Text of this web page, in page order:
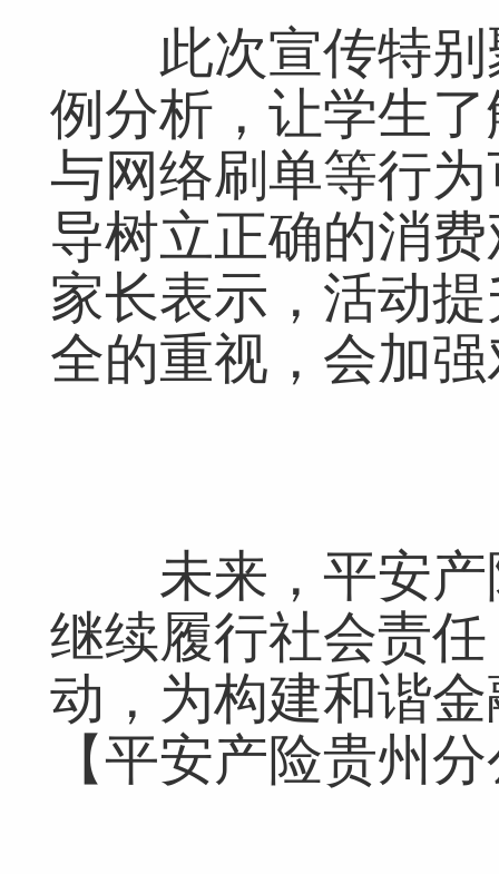
此次宣传特别
例分析，让学生
与网络刷单等行
导树立正确的消
家长表示，活动
全的重视，会加
未来，平安产
继续履行社会责
动，为构建和谐
【平安产险贵州
登录名： 密码： 匿名发布 验
网友评论仅供其表达个人看法，并不表明本网同意其观点或证实其描